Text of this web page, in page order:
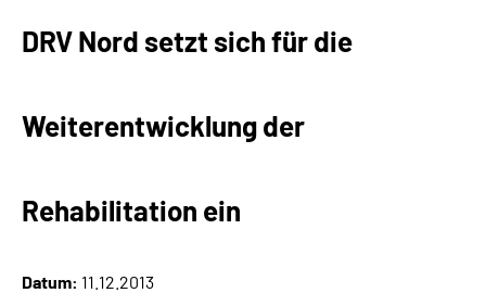
Presse
DRV Nord setzt sich für die
Weiterentwicklung der
Rehabilitation ein
Datum: 11.12.2013